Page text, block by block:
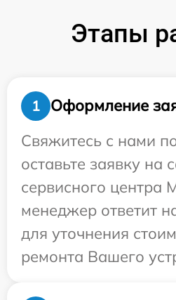
Этапы
1
Оформление
Свяжитесь с нами
оставьте заявку на
сервисного центра
менеджер ответит
для уточнения
ремонта Вашего